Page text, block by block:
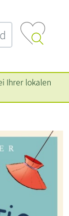
Ihrer lokalen